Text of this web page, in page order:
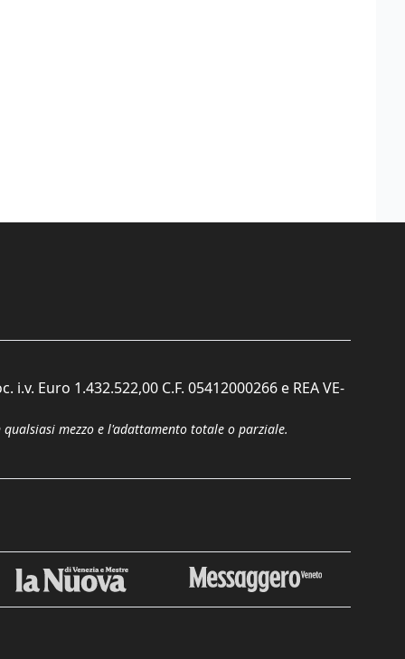
Euro 1.432.522,00 C.F. 05412000266 e REA VE-
mezzo e l'adattamento totale o parziale.